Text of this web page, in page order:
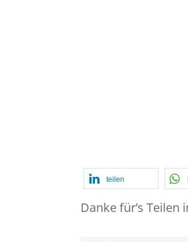
teilen
Danke für’s